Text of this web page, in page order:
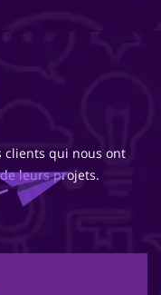
clients qui nous ont
leurs projets.